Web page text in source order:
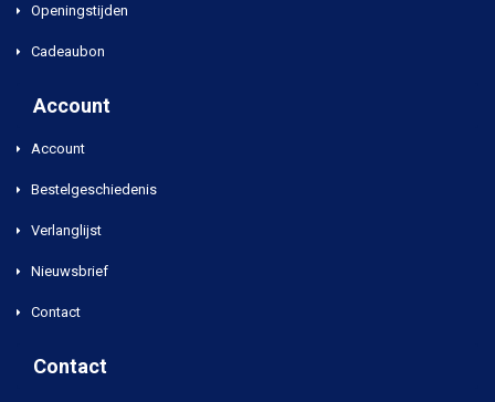
Openingstijden
Cadeaubon
Account
Account
Bestelgeschiedenis
Verlanglijst
Nieuwsbrief
Contact
Contact